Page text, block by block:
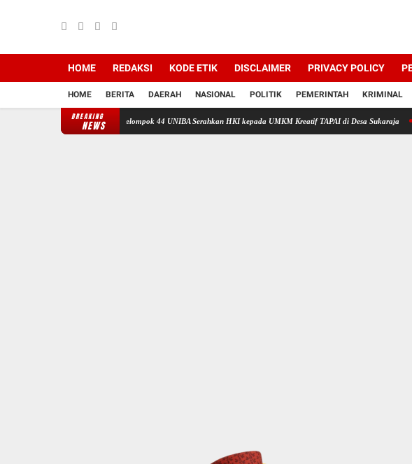
HOME REDAKSI KODE ETIK DISCLAIMER PRIVACY POLICY
HOME BERITA DAERAH NASIONAL POLITIK PEMERINTAH KRIMINAL
BREAKING
NEWS
Mahasiswa KKM Kelompok 44 UNIBA Serahkan HKI kepada UMKM Kreatif TAPAI di Desa Sukaraja